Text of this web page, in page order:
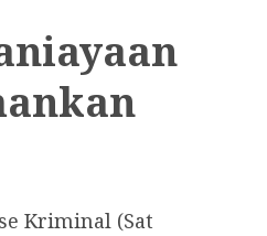
Kriminal (Sat